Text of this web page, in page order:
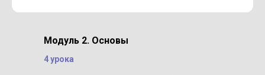
Модуль 2. Основы
4 урока